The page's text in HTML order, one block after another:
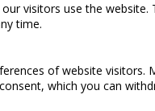
visitors use the
time.
of website
which you can